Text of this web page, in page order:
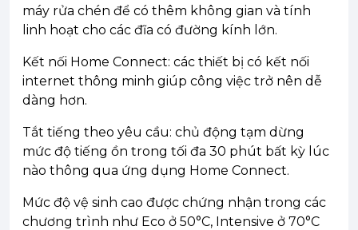
máy rửa chén để có thêm không gian và tính
linh hoạt cho các đĩa có đường kính lớn.
Kết nối Home Connect: các thiết bị có kết nối
internet thông minh giúp công việc trở nên dễ
dàng hơn.
Tắt tiếng theo yêu cầu: chủ động tạm dừng
mức độ tiếng ồn trong tối đa 30 phút bất kỳ lúc
nào thông qua ứng dụng Home Connect.
Mức độ vệ sinh cao được chứng nhận trong các
chương trình như Eco ở 50°C, Intensive ở 70°C